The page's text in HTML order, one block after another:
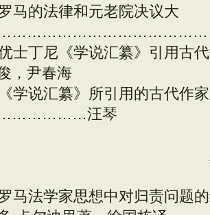
罗马的法律和元老院决议大
士丁尼《学说汇纂》引用
，尹春海
《学说汇纂》所引用的古代作
汪琴
罗马法学家思想中对归责问